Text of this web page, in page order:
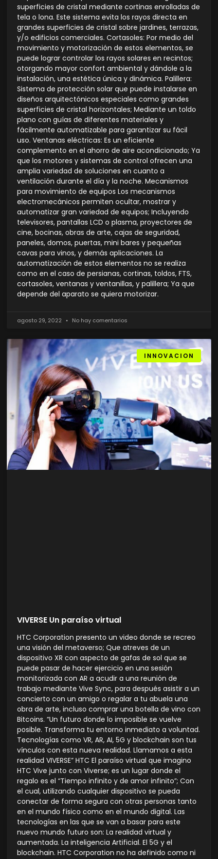
superficies de cristal mediante cortinas enrolladas de
tela o lona. Este sistema evita los rayos directa en
grandes superficies de cristal sobre jardines, terrazas,
y/o edificios comerciales. Cortasoles: Por medio del
movimiento y motorización de estos elementos, se
puede lograr controlar los rayos solares en recintos;
otorgando mayor confort ambiental y dándole a la
instalación, una estética única y dinámica. Palillera:
Sistema de protección solar que puede instalarse en
diseños arquitectónicos especiales como grandes
superficies de cristal horizontales; Mediante un toldo
plano con guías de diferentes materiales y
fácilmente automatizable para garantizar su fácil
uso. Ventanas eléctricas: Es un eficiente
complemento en el ahorro de aire acondicionado; Ya
que los motores y sistemas de control ofrecen una
amplia variedad de soluciones en cuanto a
ventilación durante el día y la noche. Mecanismos
para movimiento de equipos Los mecanismos
electromecánicos permiten ocultar, mostrar y
automatizar gran variedad de equipos; Incluyendo
televisores, pantallas LCD o plasma, proyectores de
cine, bocinas, obras de arte, cajas de seguridad,
paneles, domos, puertas, mini bares y pequeñas
cavas para vinos, y demás aplicaciones. La
automatización de estos elementos no se realiza
como en el caso de persianas, cortinas, toldos, FTS,
cortasoles, ventanas y ventanillas, y palillera; Ya que
depende del aparato se quiera motorizar.
agosto 29, 2022 No hay comentarios
INNOVACION
VIVERSE Un paraíso virtual
HTC Corporation presento un video donde se recreo
una visión del metaverso; Que atreves de un
dispositivo XR con aspecto de gafas de sol que se
puede pasar de hacer ejercicio en una sesión
monitorizada con AR a acudir a una reunión de
trabajo mediante Vive Sync, para después asistir a un
concierto con un amigo o regalar a tu abuela una
obra de arte, incluso comprar una botella de vino con
Bitcoins. “Un futuro donde lo imposible se vuelve
posible. Transforma tu entorno inmediato a voluntad.
Tecnologías como VR, AR, AI, 5G y blockchain son tus
vínculos con esta nueva realidad. Llamamos a esta
realidad VIVERSE” HTC El paraíso virtual que imagino
HTC Vive junto con Viverse; es un lugar donde el
regalo es el “Tiempo infinito y de amor infinito”; Con
el cual, utilizando cualquier dispositivo se pueda
conectar de forma segura con otras personas tanto
en el mundo físico como en el mundo digital. Las
tecnologías en las que se van a basar para este
nuevo mundo futuro son: La realidad virtual y
aumentada. La inteligencia Artificial. El 5G y el
blockchain. HTC Corporation no ha definido como ni